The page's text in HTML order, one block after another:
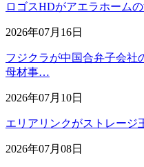
ロゴスHDがアエラホーム
2026年07月16日
フジクラが中国合弁子会
母材事…
2026年07月10日
エリアリンクがストレージ
2026年07月08日